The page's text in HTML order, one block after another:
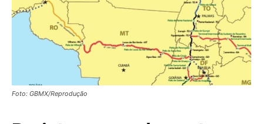
Foto: GBMX/Reprodução